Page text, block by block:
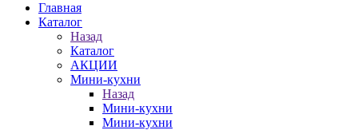
Главная
Каталог
Назад
Каталог
АКЦИИ
Мини-кухни
Назад
Мини-кухни
Мини-кухни